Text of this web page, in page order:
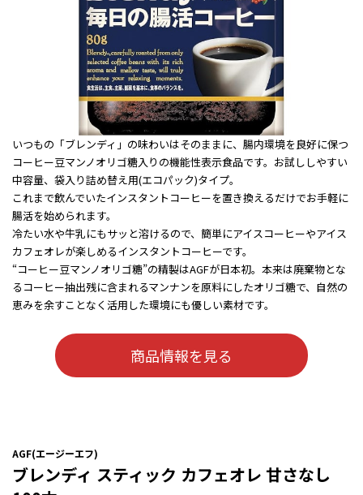
いつもの「ブレンディ」の味わいはそのままに、腸内環境を良好に保つ
コーヒー豆マンノオリゴ糖入りの機能性表示食品です。お試ししやすい
中容量、袋入り詰め替え用(エコパック)タイプ。
これまで飲んでいたインスタントコーヒーを置き換えるだけでお手軽に
腸活を始められます。
冷たい水や牛乳にもサッと溶けるので、簡単にアイスコーヒーやアイス
カフェオレが楽しめるインスタントコーヒーです。
“コーヒー豆マンノオリゴ糖”の精製はAGFが日本初。本来は廃棄物とな
るコーヒー抽出残に含まれるマンナンを原料にしたオリゴ糖で、自然の
恵みを余すことなく活用した環境にも優しい素材です。
商品情報を見る
AGF(エージーエフ)
ブレンディ スティック カフェオレ 甘さなし